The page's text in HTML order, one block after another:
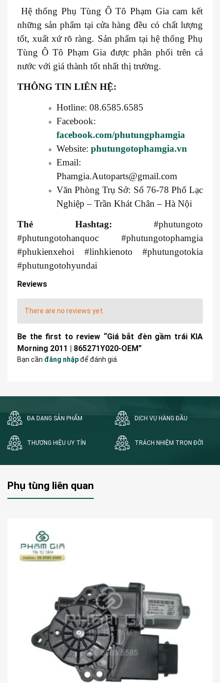
Hệ thống Phụ Tùng Ô Tô Phạm Gia cam kết
những sản phẩm tại cửa hàng đều có chất lượng
tốt, xuất xứ rõ ràng. Sản phẩm tại hệ thống Phụ
Tùng Ô Tô Phạm Gia được phân phối trên cả
nước với giá thành tốt nhất thị trường.
THÔNG TIN LIÊN HỆ:
Hotline: 08.6585.6585
Facebook:
facebook.com/phutungphamgia
Website: phutungotophamgia.vn
Email:
Phamgia.Autoparts@gmail.com
Văn Phòng Trụ Sở: Số 76-78 Phố Lạc
Nghiệp – Trần Khát Chân – Hà Nội
Thẻ Hashtag: #phutungoto
#phutungotohanquoc #phutungotophamgia
#phukienxehoi #linhkienoto #phutungotokia
#phutungotohyundai
Reviews
There are no reviews yet.
Be the first to review “Giá bắt đèn gầm trái KIA
Morning 2011 | 865271Y020-OEM”
Bạn cần đăng nhậpđể đánh giá.
ĐA DẠNG SẢN PHẨM DỊCH VỤ HÀNG ĐẦU
THƯƠNG HIỆU UY TÍN TRÁCH NHIỆM TRỌN ĐỜI
Phụ tùng liên quan